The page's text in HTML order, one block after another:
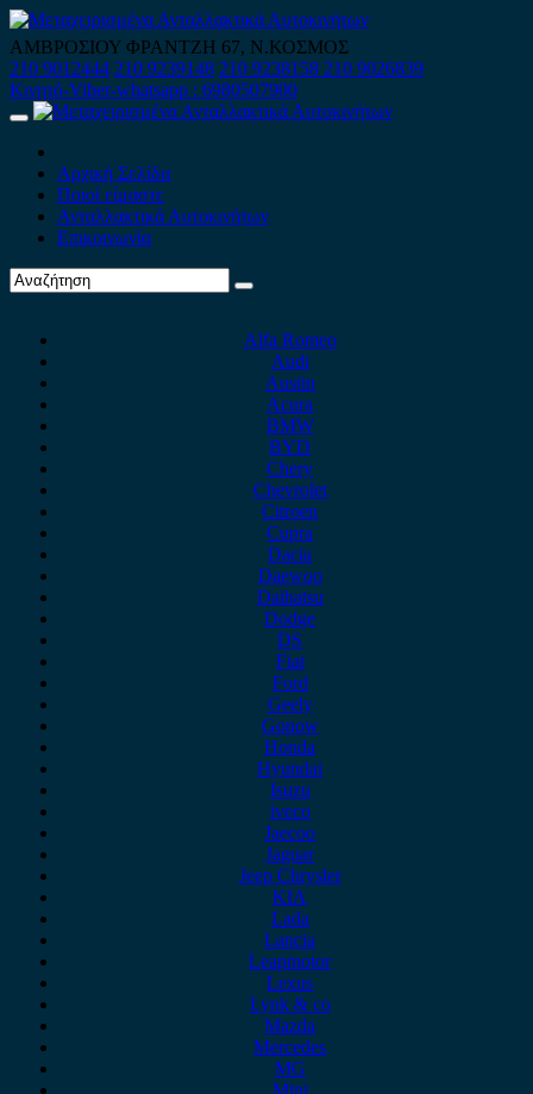
Skip
to
content
ΑΜΒΡΟΣΙΟΥ ΦΡΑΝΤΖΗ 67, Ν.ΚΟΣΜΟΣ
210 9012444 210 9239148 210 9238158 210 9026839
Κινητό-Viber-whatsapp : 6980507900
Primary
Αρχική Σελίδα
Ποιοί είμαστε
Ανταλλακτικά Αυτοκινήτων
Επικοινωνία
Alfa Romeo
Audi
Austin
Acura
BMW
BYD
Chery
Chevrolet
Citroen
Cupra
Dacia
Daewoo
Daihatsu
Dodge
DS
Fiat
Ford
Geely
Gonow
Honda
Hyundai
Isuzu
iveco
Jaecoo
Jaguar
Jeep Chrysler
KIA
Lada
Lancia
Leapmotor
Lexus
Lynk & co
Mazda
Mercedes
MG
Mini